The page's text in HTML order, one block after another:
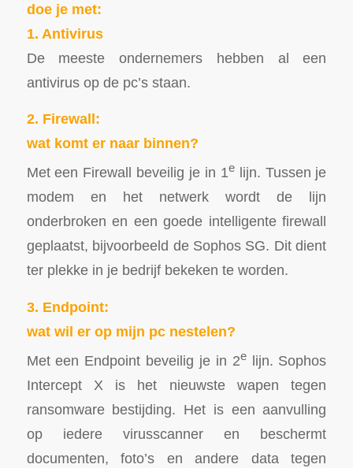
doe je met:
1. Antivirus
De meeste ondernemers hebben al een
antivirus op de pc’s staan.
2. Firewall:
wat komt er naar binnen?
Met een Firewall beveilig je in 1elijn. Tussen je
modem en het netwerk wordt de lijn
onderbroken en een goede intelligente firewall
geplaatst, bijvoorbeeld de Sophos SG. Dit dient
ter plekke in je bedrijf bekeken te worden.
3. Endpoint:
wat wil er op mijn pc nestelen?
Met een Endpoint beveilig je in 2elijn. Sophos
Intercept X is het nieuwste wapen tegen
ransomware bestijding. Het is een aanvulling
op iedere virusscanner en beschermt
documenten, foto’s en andere data tegen